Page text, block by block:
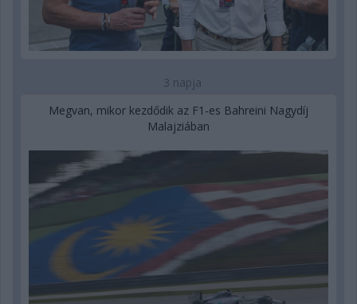
3 napja
Megvan, mikor kezdődik az F1-es Bahreini Nagydíj
Malajziában